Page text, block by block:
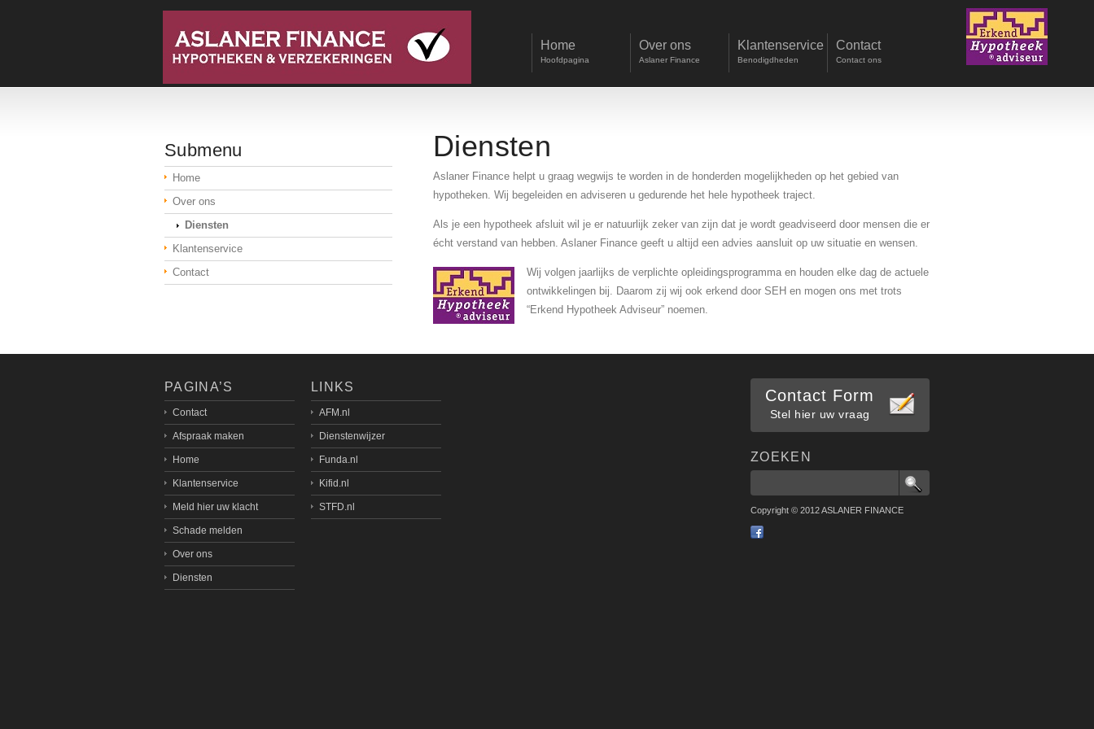
Home
Hoofdpagina
Over ons
Aslaner Finance
Klantenservice
Benodigdheden
Contact
Contact ons
Diensten
Aslaner Finance helpt u graag wegwijs te worden in de honderden mogelijkheden op het gebied van
hypotheken. Wij begeleiden en adviseren u gedurende het hele hypotheek traject.
Als je een hypotheek afsluit wil je er natuurlijk zeker van zijn dat je wordt geadviseerd door mensen die er
écht verstand van hebben. Aslaner Finance geeft u altijd een advies aansluit op uw situatie en wensen.
Wij volgen jaarlijks de verplichte opleidingsprogramma en houden elke dag de actuele
ontwikkelingen bij. Daarom zij wij ook erkend door SEH en mogen ons met trots
“Erkend Hypotheek Adviseur” noemen.
Submenu
Home
Over ons
Diensten
Klantenservice
Contact
PAGINA’S
Contact
Afspraak maken
Home
Klantenservice
Meld hier uw klacht
Schade melden
Over ons
Diensten
LINKS
AFM.nl
Dienstenwijzer
Funda.nl
Kifid.nl
STFD.nl
Contact Form
Stel hier uw vraag
ZOEKEN
Copyright © 2012 ASLANER FINANCE